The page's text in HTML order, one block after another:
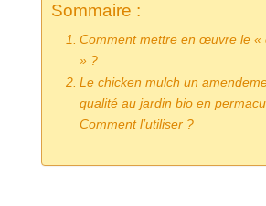
Sommaire :
Comment mettre en œuvre le «
» ?
Le chicken mulch un
qualité au jardin bio en
Comment l’utiliser ?